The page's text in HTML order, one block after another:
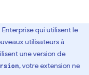
qui utilisent le
utilisateurs à
une version de
, votre extension ne